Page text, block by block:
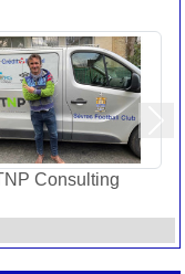
Consulting